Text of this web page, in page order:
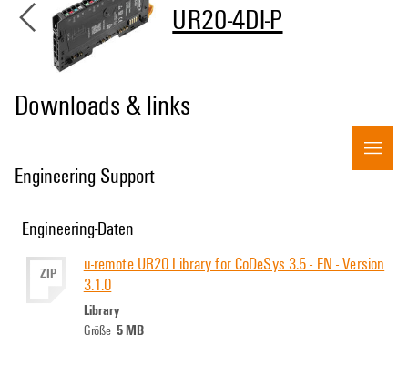
UR20-4DI-P
Downloads & links
Engineering Support
Engineering-Daten
ZIP
u-remote UR20 Library for CoDeSys 3.5 - EN - Version
3.1.0
Library
Größe 5 MB